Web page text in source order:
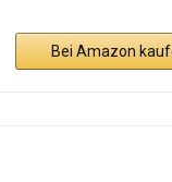
Bei Amazon